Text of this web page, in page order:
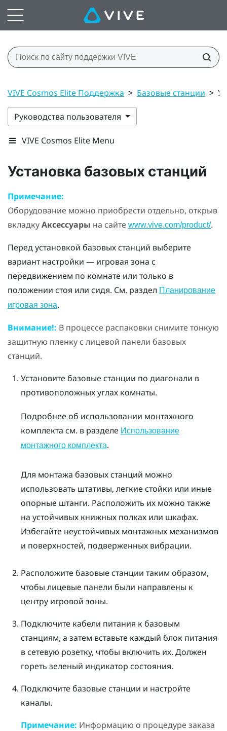
VIVE Cosmos Elite Поддержка > Базовые станции >
Руководства пользователя
VIVE Cosmos Elite Menu
Установка базовых станций
Примечание:
Оборудование можно приобрести отдельно, открыв
вкладкуАксессуары на сайте www.vive.com/product/.
Перед установкой базовых станций выберите
вариант настройки — игровая зона с
передвижением по комнате или только в
положении стоя или сидя. См. раздел Планирование
игровая зона.
Внимание!: В процессе распаковки снимите тонкую
защитную пленку с лицевой панели базовых
станций.
Установите базовые станции по диагонали в
противоположных углах комнаты.
Подробнее об использовании монтажного
комплекта см. в разделе Использование
монтажного комплекта.
Для монтажа базовых станций можно
использовать штативы, легкие стойки или иные
опорные штанги. Расположить их можно также
на устойчивых книжных полках или шкафах.
Избегайте неустойчивых монтажных механизмов
и поверхностей, подверженных вибрации.
Расположите базовые станции таким образом,
чтобы лицевые панели были направлены к
центру игровой зоны.
Подключите кабели питания к базовым
станциям, а затем вставьте каждый блок питания
в сетевую розетку, чтобы включить их. Должен
гореть зеленый индикатор состояния.
Подключите базовые станции и настройте
каналы.
Примечание: Информацию о процедуре заказа